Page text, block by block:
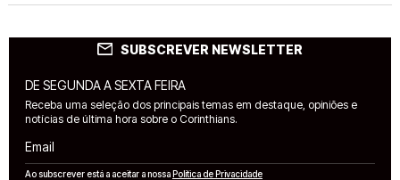
SUBSCREVER NEWSLETTER
DE SEGUNDA A SEXTA FEIRA
Receba uma seleção dos principais temas em destaque, opiniões e
notícias de última hora sobre o Corinthians.
Email
Ao subscrever está a aceitar a nossaPolítica de Privacidade